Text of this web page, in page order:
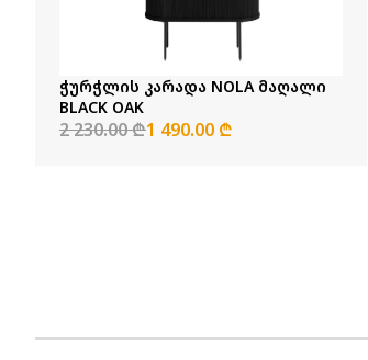
ჭურჭლის კარადა NOLA მაღალი
BLACK OAK
2 230.00 ₾1 490.00 ₾